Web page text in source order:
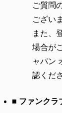
ご質問
ござい
また、
場合が
ャパン
認くだ
■ ファンクラ